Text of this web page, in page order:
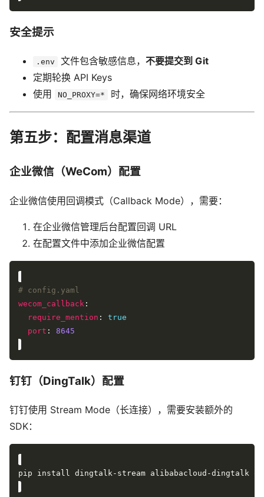
安全提示
.env 文件包含敏感信息， 不要提交到 Git
定期轮换 API Keys
使用
NO_PROXY=* 时，确保网络环境安全
第五步：配置消息渠道
企业微信（WeCom）配置
企业微信使用回调模式（Callback Mode），需要：
在企业微信管理后台配置回调 URL
在配置文件中添加企业微信配置
# config.yaml
wecom_callback
require_mention : true
port : 8645
钉钉（DingTalk）配置
钉钉使用 Stream Mode（长连接），需要安装额外的
SDK：